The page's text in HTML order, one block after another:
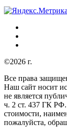
©2026 г.
Все права
Наш сайт носит
не является
ч. 2 ст. 437 ГК
стоимости,
пожалуйста,